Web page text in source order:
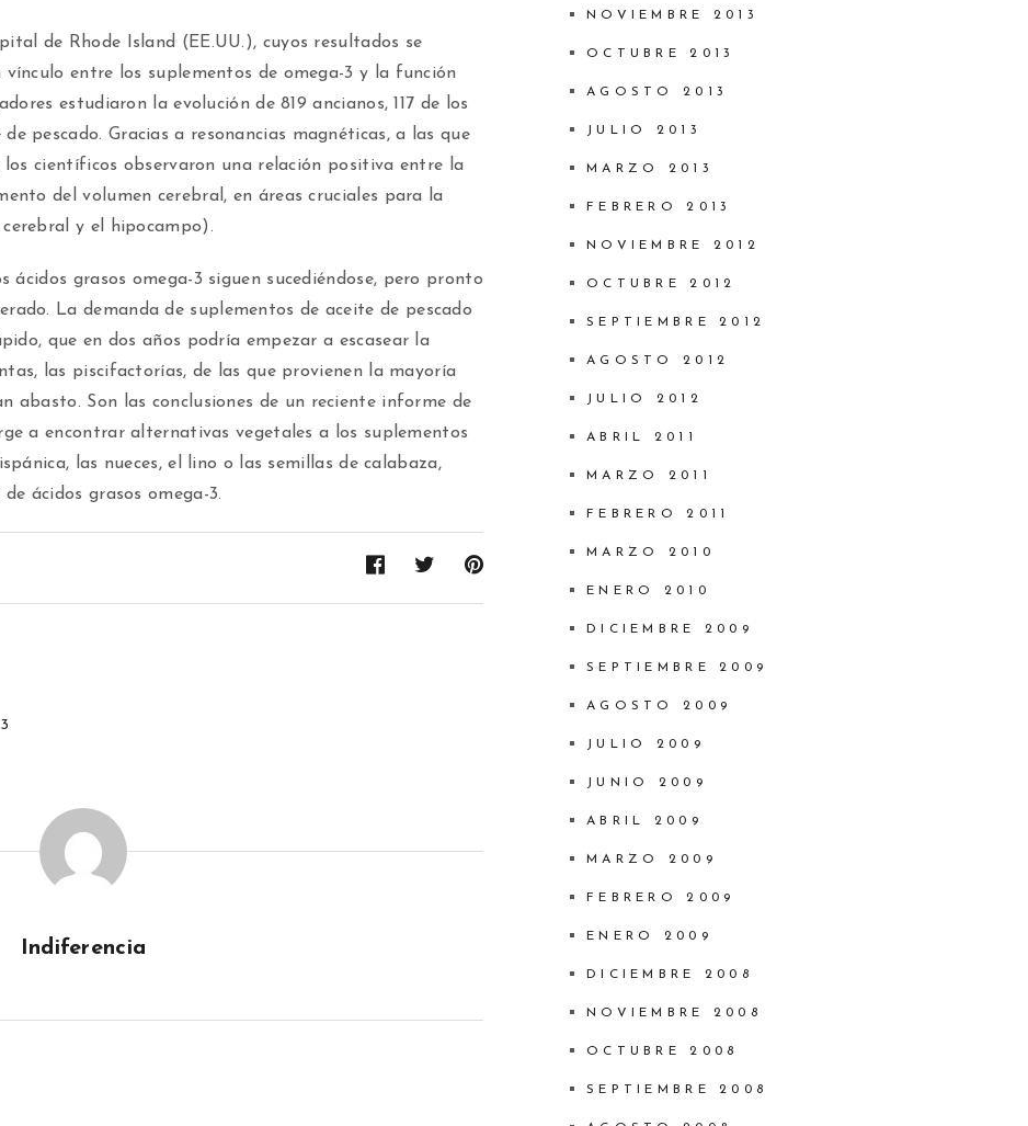
de Rhode Island (EE.UU.), cuyos resultados se
entre los suplementos de omega-3 y la función
estudiaron la evolución de 819 ancianos, 117 de los
pescado. Gracias a resonancias magnéticas, a las que
científicos observaron una relación positiva entre la
del volumen cerebral, en áreas cruciales para la
y el hipocampo).
ácidos grasos omega-3 siguen sucediéndose, pero pronto
La demanda de suplementos de aceite de pescado
que en dos años podría empezar a escasear la
las piscifactorías, de las que provienen la mayoría
abasto. Son las conclusiones de un reciente informe de
a encontrar alternativas vegetales a los suplementos
las nueces, el lino o las semillas de calabaza,
ácidos grasos omega-3.
Indiferencia
NOVIEMBRE 2013
OCTUBRE 2013
AGOSTO 2013
JULIO 2013
MARZO 2013
FEBRERO 2013
NOVIEMBRE 2012
OCTUBRE 2012
SEPTIEMBRE 2012
AGOSTO 2012
JULIO 2012
ABRIL 2011
MARZO 2011
FEBRERO 2011
MARZO 2010
ENERO 2010
DICIEMBRE 2009
SEPTIEMBRE 2009
AGOSTO 2009
JULIO 2009
JUNIO 2009
ABRIL 2009
MARZO 2009
FEBRERO 2009
ENERO 2009
DICIEMBRE 2008
NOVIEMBRE 2008
OCTUBRE 2008
SEPTIEMBRE 2008